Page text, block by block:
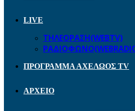
LIVE
ΤΗΛΕΟΡΑΣΗ(WEBTV)
ΠΡΟΓΡΑΜΜΑ ΑΧΕΛΩΟΣ TV
ΑΡΧΕΙΟ